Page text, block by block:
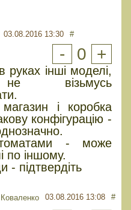
03.08.2016 13:30 #
- 0 +
руках інші моделі,
візьмусь
і коробка
конфігурацію -
- може
по іншому.
- підтвердіть
03.08.2016 13:08 #